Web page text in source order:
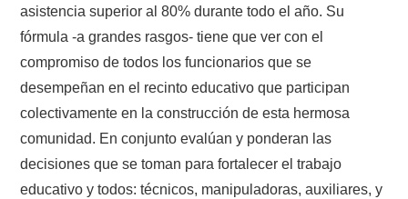
asistencia superior al 80% durante todo el año. Su
fórmula -a grandes rasgos- tiene que ver con el
compromiso de todos los funcionarios que se
desempeñan en el recinto educativo que participan
colectivamente en la construcción de esta hermosa
comunidad. En conjunto evalúan y ponderan las
decisiones que se toman para fortalecer el trabajo
educativo y todos: técnicos, manipuladoras, auxiliares, y